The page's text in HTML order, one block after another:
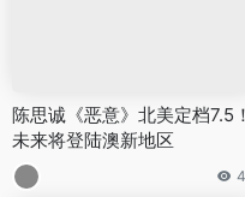
陈思诚《恶意》北美定档7.5！
未来将登陆澳新地区